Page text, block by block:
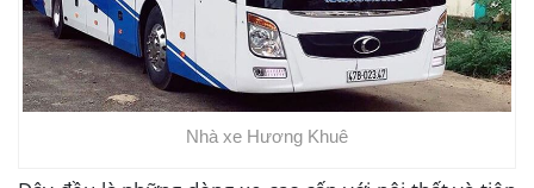
Nhà xe Hương Khuê